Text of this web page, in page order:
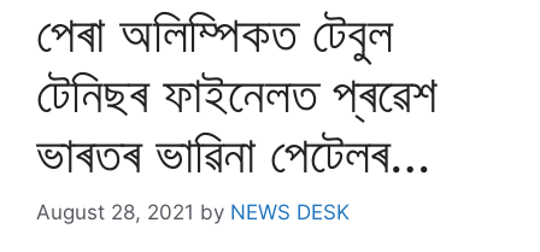
পেৰা অলিম্পিকত টেবুল
টেনিছৰ ফাইনেলত প্ৰৱেশ
ভাৰতৰ ভাৱিনা পেটেলৰ…
August 28, 2021 by NEWS DESK